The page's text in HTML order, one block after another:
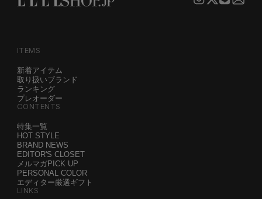
ITEMS
新着アイテム
取り扱いブランド
ランキング
CONTENTS
特集一覧
HOT STYLE
BRAND NEWS
EDITOR'S CLOSET
メルマガPICK UP
PERSONAL COLOR